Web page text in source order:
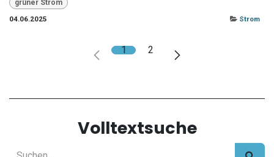
grüner Strom
04.06.2025
Strom
1 2
Volltextsuche